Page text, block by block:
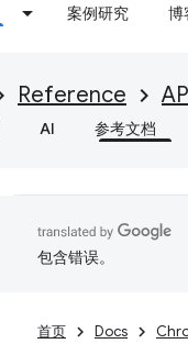
案例研究 博
Reference
AI 参考文档
包含错误。
首页 Docs